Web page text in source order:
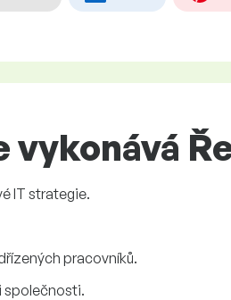
IT strategie.
pracovníků.
společnosti.